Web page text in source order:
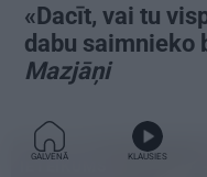
«Dacīt, vai tu
dabu saimnieko
Mazjāņi
GALVENĀ KLAUSIES